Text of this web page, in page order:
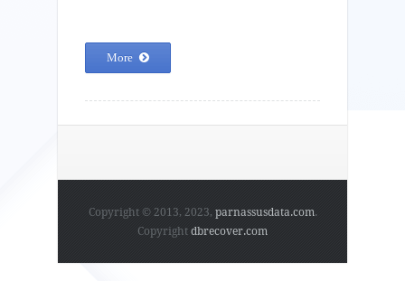
More
Pages
Copyright © 2013, 2023, parnassusdata.com.
Copyright dbrecover.com